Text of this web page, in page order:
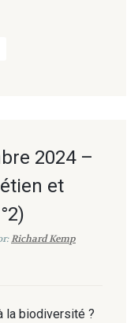
2024 –
et
Richard Kemp
la biodiversité ?